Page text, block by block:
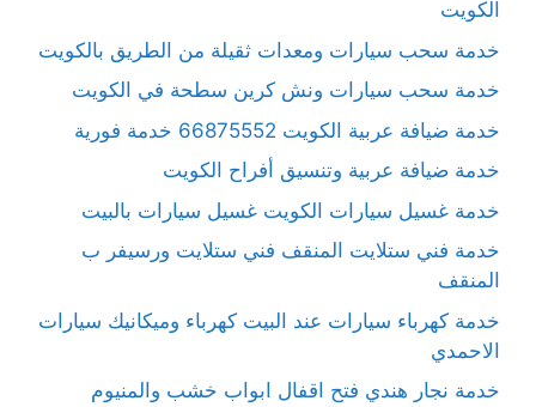
الكويت
خدمة سحب سيارات ومعدات ثقيلة من الطريق بالكويت
خدمة سحب سيارات ونش كرين سطحة في الكويت
خدمة ضيافة عربية الكويت 66875552 خدمة فورية
خدمة ضيافة عربية وتنسيق أفراح الكويت
خدمة غسيل سيارات الكويت غسيل سيارات بالبيت
خدمة فني ستلايت المنقف فني ستلايت ورسيفر ب
المنقف
خدمة كهرباء سيارات عند البيت كهرباء وميكانيك سيارات
الاحمدي
خدمة نجار هندي فتح اقفال ابواب خشب والمنيوم